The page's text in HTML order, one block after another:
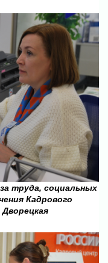
труда, социальных
Кадрового